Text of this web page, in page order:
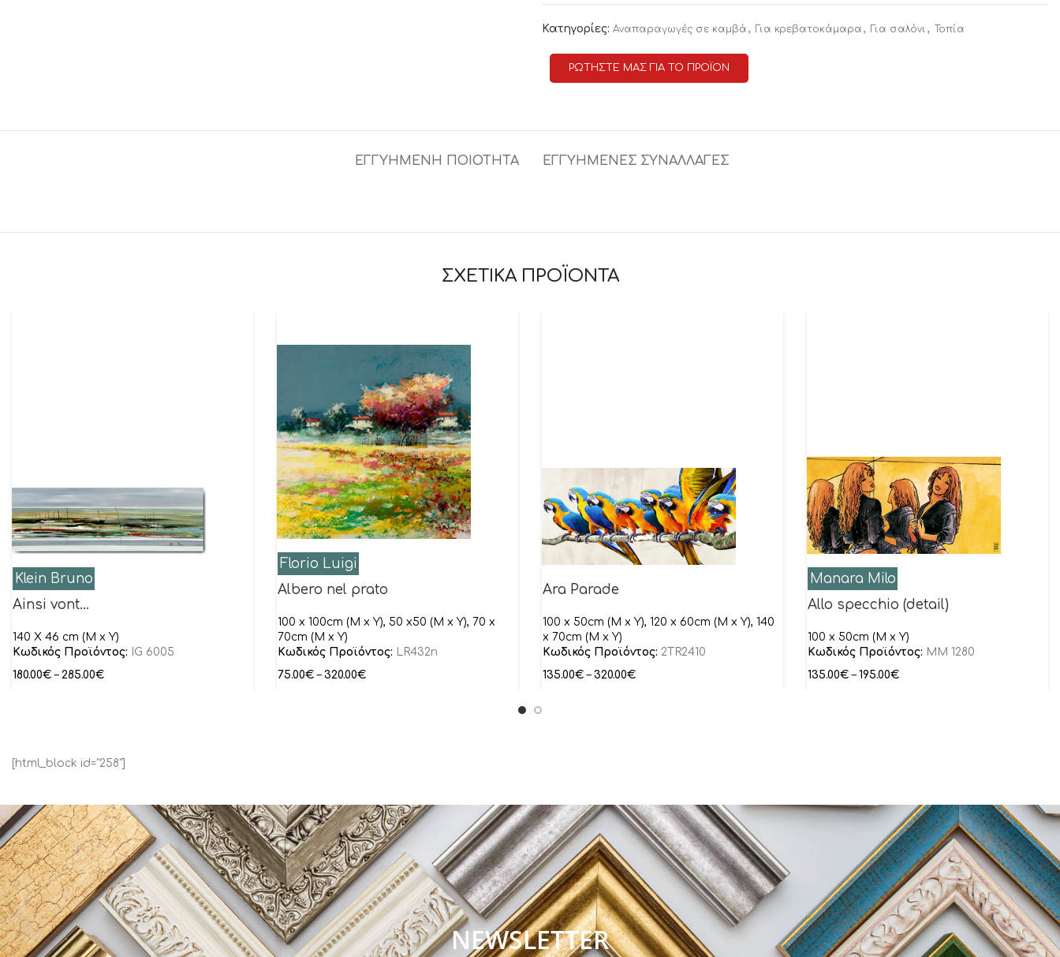
Κατηγορίες: Αναπαραγωγές σε καμβά , Για κρεβατοκάμαρα , Για σαλόνι , Τοπία
ΡΩΤΗΣΤΕ ΜΑΣ ΓΙΑ ΤΟ ΠΡΟΪΟΝ
ΕΓΓΥΗΜΕΝΗ ΠΟΙΟΤΗΤΑ ΕΓΓΥΗΜΕΝΕΣ ΣΥΝΑΛΛΑΓΕΣ
ΣΧΕΤΙΚΑ ΠΡΟΪΟΝΤΑ
Klein Bruno
Ainsi vont…
140 X 46 cm (M x Y)
Κωδικός Προϊόντος:
IG 6005
180.00€ – 285.00€
Florio Luigi
Albero nel prato
100 x 100cm (M x Y), 50 x50 (M x Y), 70 x
70cm (M x Y)
Κωδικός Προϊόντος: LR432n
75.00€ – 320.00€
Ara Parade
100 x 50cm (M x Y), 120 x 60cm (M x Y), 140
x 70cm (M x Y)
Κωδικός Προϊόντος: 2TR2410
135.00€ – 320.00€
Manara Milo
Allo specchio (detail)
100 x 50cm (M x Y)
Κωδικός Προϊόντος: MM 1280
135.00€ – 195.00€
[html_block id="258"]
NEWSLETTER